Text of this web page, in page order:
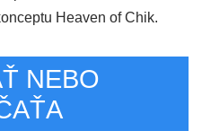
Heaven of Chik.
NEBO